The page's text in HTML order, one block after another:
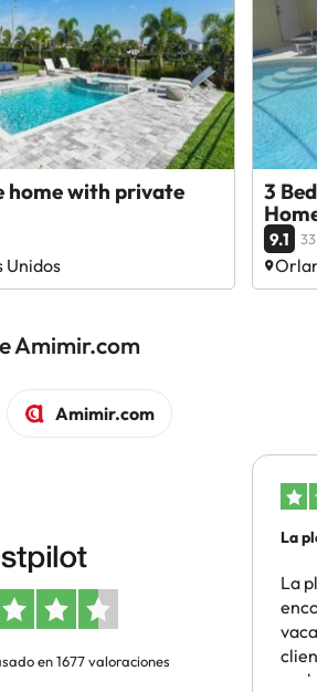
home with private
Unidos
3
Home
9.1 33
Amimir.com
Amimir.com
en 1677 valoraciones
La
La